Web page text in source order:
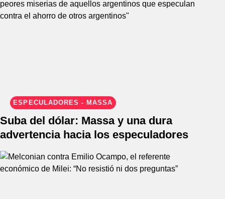
ESPECULADORES - MASSA
Suba del dólar: Massa y una dura
advertencia hacia los especuladores